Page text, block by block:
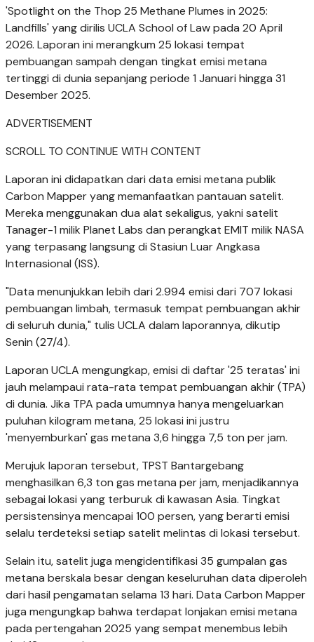
'Spotlight on the Thop 25 Methane Plumes in 2025:
Landfills' yang dirilis UCLA School of Law pada 20 April
2026. Laporan ini merangkum 25 lokasi tempat
pembuangan sampah dengan tingkat emisi metana
tertinggi di dunia sepanjang periode 1 Januari hingga 31
Desember 2025.
ADVERTISEMENT
SCROLL TO CONTINUE WITH CONTENT
Laporan ini didapatkan dari data emisi metana publik
Carbon Mapper yang memanfaatkan pantauan satelit.
Mereka menggunakan dua alat sekaligus, yakni satelit
Tanager-1 milik Planet Labs dan perangkat EMIT milik NASA
yang terpasang langsung di Stasiun Luar Angkasa
Internasional (ISS).
"Data menunjukkan lebih dari 2.994 emisi dari 707 lokasi
pembuangan limbah, termasuk tempat pembuangan akhir
di seluruh dunia," tulis UCLA dalam laporannya, dikutip
Senin (27/4).
Laporan UCLA mengungkap, emisi di daftar '25 teratas' ini
jauh melampaui rata-rata tempat pembuangan akhir (TPA)
di dunia. Jika TPA pada umumnya hanya mengeluarkan
puluhan kilogram metana, 25 lokasi ini justru
'menyemburkan' gas metana 3,6 hingga 7,5 ton per jam.
Merujuk laporan tersebut, TPST Bantargebang
menghasilkan 6,3 ton gas metana per jam, menjadikannya
sebagai lokasi yang terburuk di kawasan Asia. Tingkat
persistensinya mencapai 100 persen, yang berarti emisi
selalu terdeteksi setiap satelit melintas di lokasi tersebut.
Selain itu, satelit juga mengidentifikasi 35 gumpalan gas
metana berskala besar dengan keseluruhan data diperoleh
dari hasil pengamatan selama 13 hari. Data Carbon Mapper
juga mengungkap bahwa terdapat lonjakan emisi metana
pada pertengahan 2025 yang sempat menembus lebih